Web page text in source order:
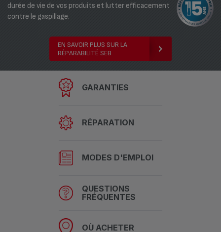
durée de vie de vos produits et lutter efficacement
contre le gaspillage.
EN SAVOIR PLUS SUR LA
RÉPARABILITÉ SEB
GARANTIES
RÉPARATION
MODES D'EMPLOI
QUESTIONS
FRÉQUENTES
OÙ ACHETER